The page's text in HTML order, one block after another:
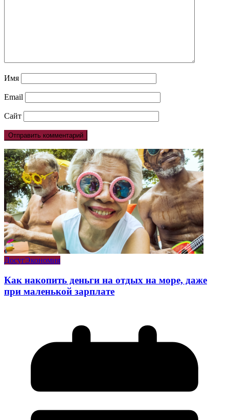
Имя
Email
Сайт
ДосугЭкономия
Как накопить деньги на отдых на море, даже
при маленькой зарплате